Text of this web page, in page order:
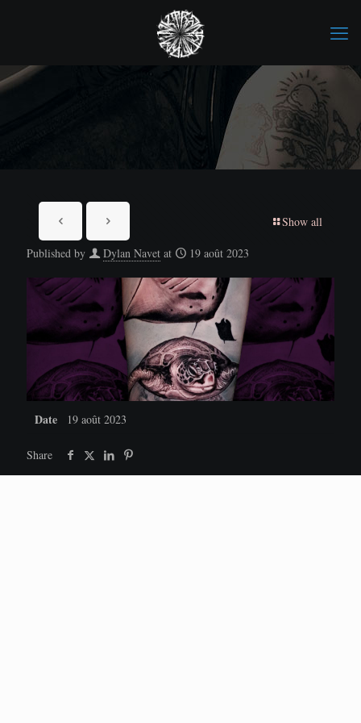
Show all
Published by Dylan Navet at 19 août 2023
Date 19 août 2023
Share